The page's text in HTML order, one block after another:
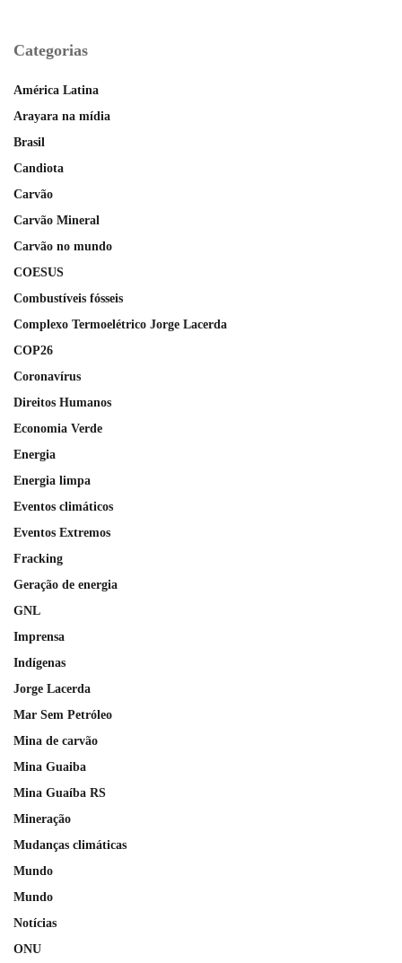
Categorias
América Latina
Arayara na mídia
Brasil
Candiota
Carvão
Carvão Mineral
Carvão no mundo
COESUS
Combustíveis fósseis
Complexo Termoelétrico Jorge Lacerda
COP26
Coronavírus
Direitos Humanos
Economia Verde
Energia
Energia limpa
Eventos climáticos
Eventos Extremos
Fracking
Geração de energia
GNL
Imprensa
Indígenas
Jorge Lacerda
Mar Sem Petróleo
Mina de carvão
Mina Guaiba
Mina Guaíba RS
Mineração
Mudanças climáticas
Mundo
Mundo
Notícias
ONU